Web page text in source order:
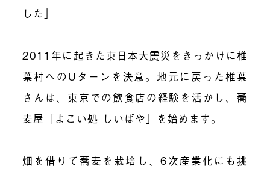
した」
2011年に起きた東日本大震災をきっかけに椎
葉村へのUターンを決意。地元に戻った椎葉
さんは、東京での飲食店の経験を活かし、蕎
麦屋「よこい処 しいばや」を始めます。
畑を借りて蕎麦を栽培し、6次産業化にも挑